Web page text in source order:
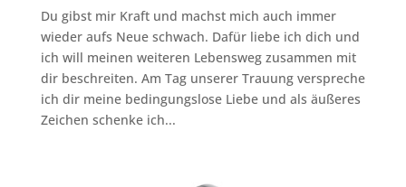
Du gibst mir Kraft und machst mich auch immer
wieder aufs Neue schwach. Dafür liebe ich dich und
ich will meinen weiteren Lebensweg zusammen mit
dir beschreiten. Am Tag unserer Trauung verspreche
ich dir meine bedingungslose Liebe und als äußeres
Zeichen schenke ich...